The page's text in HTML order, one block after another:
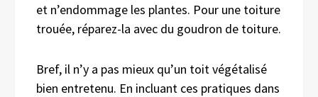
et n’endommage les plantes. Pour une toiture
trouée, réparez-la avec du goudron de toiture.
Bref, il n’y a pas mieux qu’un toit végétalisé
bien entretenu. En incluant ces pratiques dans